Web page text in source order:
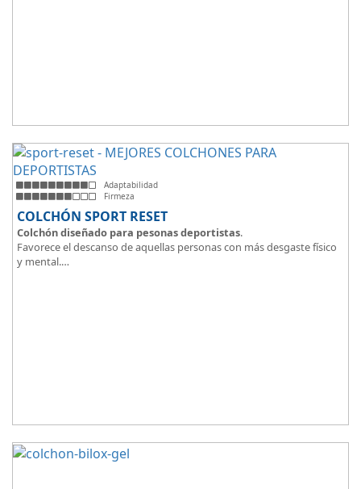
Adaptabilidad
Firmeza
COLCHÓN SPORT RESET
Colchón diseñado para pesonas deportistas.
Favorece el descanso de aquellas personas con más desgaste físico
y mental.